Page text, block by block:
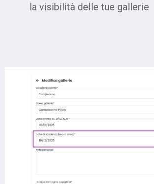
la visibilità delle tue gallerie